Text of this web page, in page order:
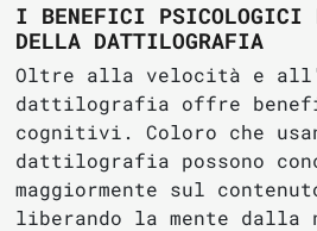
I BENEFICI PSICOLOGICI
DELLA DATTILOGRAFIA
Oltre alla velocità e
dattilografia offre
cognitivi. Coloro che
dattilografia possono
maggiormente sul
liberando la mente dalla